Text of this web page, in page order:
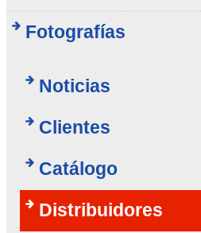
Fotografías
Noticias
Clientes
Catálogo
Distribuidores